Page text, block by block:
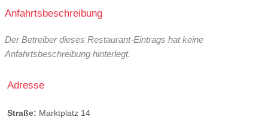
Anfahrtsbeschreibung
Der Betreiber dieses Restaurant-Eintrags hat keine
Anfahrtsbeschreibung hinterlegt.
Adresse
Straße: Marktplatz 14